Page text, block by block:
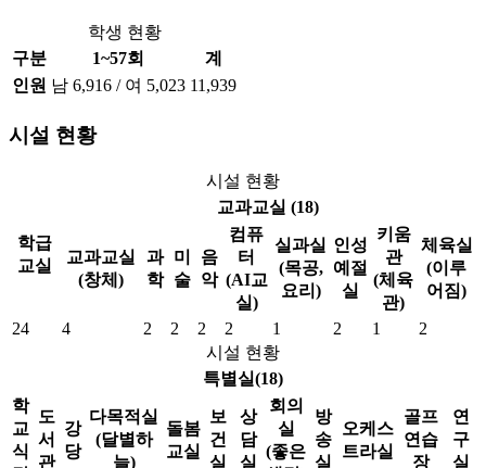
학생 현황
구분
1~57회
계
인원 남 6,916 / 여 5,023 11,939
시설 현황
시설 현황
학급
교실
교과교실 (18)
교과교실
(창체)
과
학
미
술
음
악
컴퓨
터
(AI교
실)
실과실
(목공,
요리)
인성
예절
실
키움
관
(체육
관)
체육실
(이루
어짐)
24 4 2 2 2 2 1 2 1
2
시설 현황
특별실(18)
학
교
식
도
서
관
강
당
다목적실
(달별하
늘)
돌봄
교실
보
건
실
상
담
실
회의
실
(좋은
방
송
실
오케스
트라실
골프
연습
장
연
구
실